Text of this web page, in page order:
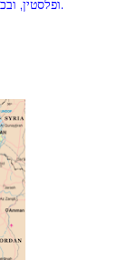
ופלסטין, ובכך להתחיל מחדש עידן חדש של שלום וסולידריות.